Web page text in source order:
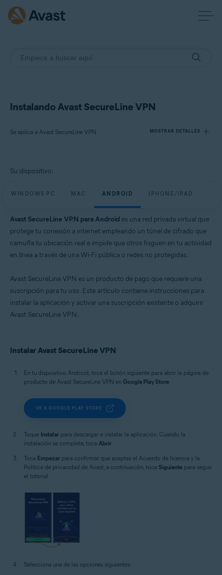
Instalando Avast SecureLine VPN
Se aplica a Avast SecureLine VPN MOSTRAR DETALLES
Productos:
Windows, macOS, Android, iOS
Su dispositivo:
WINDOWS PC MAC ANDROID IPHONE/IPAD
Avast SecureLine VPN para Android es una red privada virtual que
protege tu conexión a internet empleando un túnel de cifrado que
camufla tu ubicación real e impide que otros fisguen en tu actividad
en línea a través de una Wi-Fi pública o redes no protegidas.
Avast SecureLine VPN es un producto de pago que requiere una
suscripción para tu uso. Este artículo contiene instrucciones para
instalar la aplicación y activar una suscripción existente o adquirir
Avast SecureLine VPN.
Instalar Avast SecureLine VPN
En tu dispositivo Android, toca el botón siguiente para abrir la página de
producto de Avast SecureLine VPN en Google Play Store.
VE A GOOGLE PLAY STORE
Toque Instalar para descargar e instalar la aplicación. Cuando la
instalación se complete, toca Abrir.
Toca Empezar para confirmar que aceptas el Acuerdo de licencia y la
Política de privacidad de Avast; a continuación, toca Siguiente para seguir
el tutorial.
Selecciona una de las opciones siguientes: